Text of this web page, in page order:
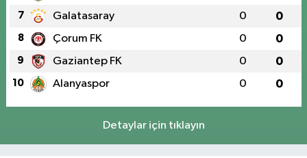
7 Galatasaray 0 0
8 Çorum FK 0 0
9 Gaziantep FK 0 0
10 Alanyaspor 0 0
Detaylar için tıklayın